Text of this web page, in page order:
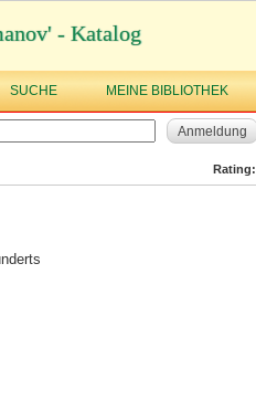
- Katalog
SUCHE MEINE BIBLIOTHEK
Anmeldung
Rating: